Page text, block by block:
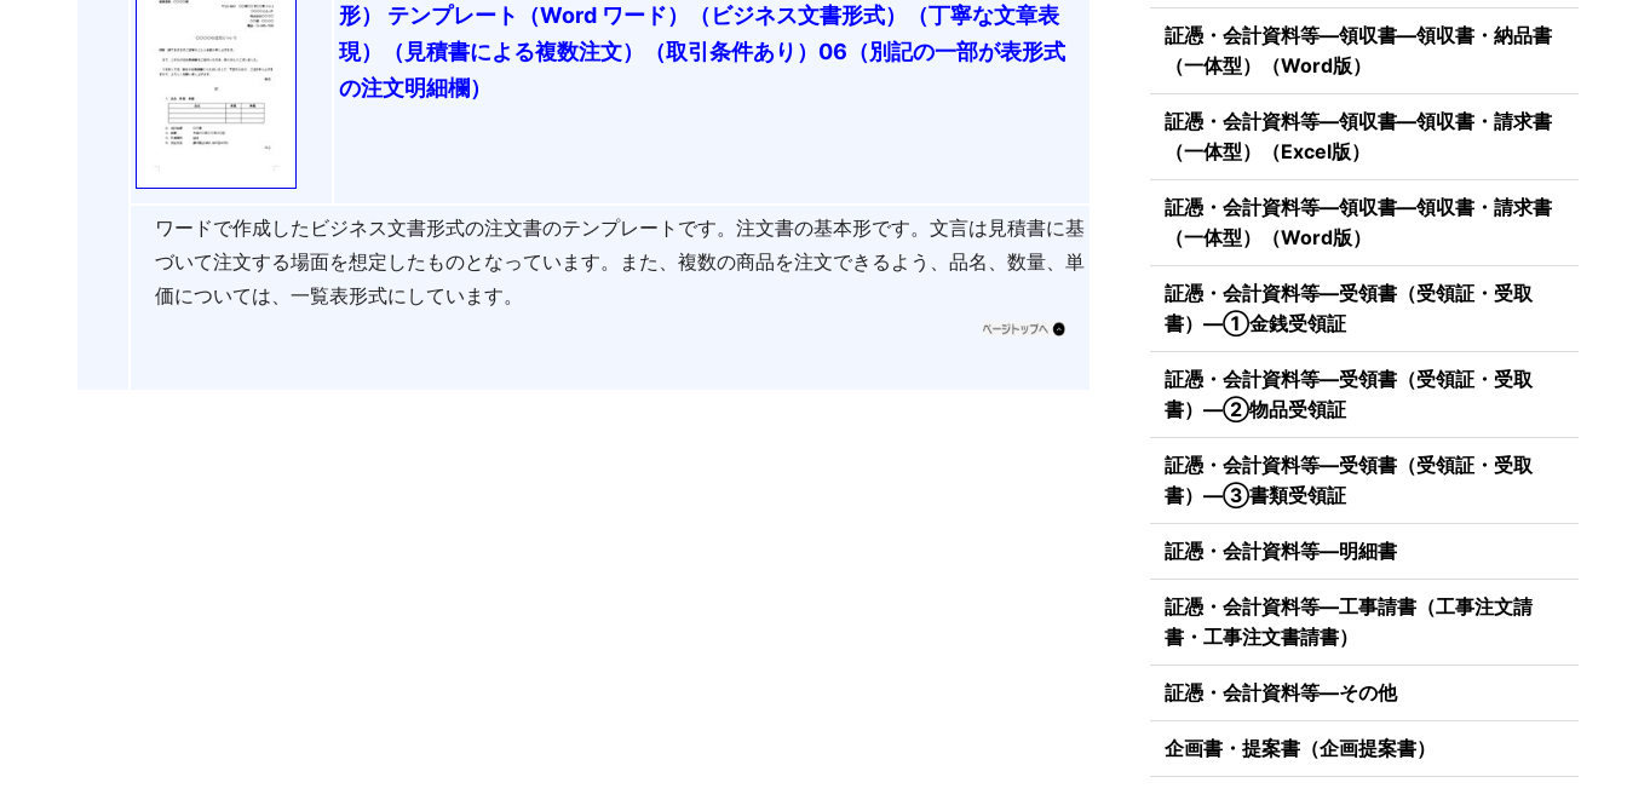
形） テンプレート（Word ワード）（ビジネス文書形式）（丁寧な文章表
現）（見積書による複数注文）（取引条件あり）06（別記の一部が表形式
の注文明細欄）
ワードで作成したビジネス文書形式の注文書のテンプレートです。注文書の基本形です。文言は見積書に基
づいて注文する場面を想定したものとなっています。また、複数の商品を注文できるよう、品名、数量、単
価については、一覧表形式にしています。
証憑・会計資料等―領収書―領収書・納品書
（一体型）（Word版）
証憑・会計資料等―領収書―領収書・請求書
（一体型）（Excel版）
証憑・会計資料等―領収書―領収書・請求書
（一体型）（Word版）
証憑・会計資料等―受領書（受領証・受取
書）―①金銭受領証
証憑・会計資料等―受領書（受領証・受取
書）―②物品受領証
証憑・会計資料等―受領書（受領証・受取
書）―③書類受領証
証憑・会計資料等―明細書
証憑・会計資料等―工事請書（工事注文請
書・工事注文書請書）
証憑・会計資料等―その他
企画書・提案書（企画提案書）